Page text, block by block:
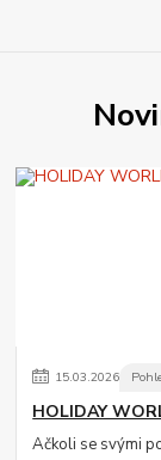
15.03.2026
HOLIDAY
Ačkoli se svými